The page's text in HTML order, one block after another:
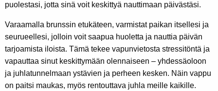
puolestasi, jotta sinä voit keskittyä nauttimaan päivästäsi.
Varaamalla brunssin etukäteen, varmistat paikan itsellesi ja
seurueellesi, jolloin voit saapua huoletta ja nauttia päivän
tarjoamista iloista. Tämä tekee vapunvietosta stressitöntä ja
vapauttaa sinut keskittymään olennaiseen – yhdessäoloon
ja juhlatunnelmaan ystävien ja perheen kesken. Näin vappu
on paitsi maukas, myös rentouttava juhla meille kaikille.